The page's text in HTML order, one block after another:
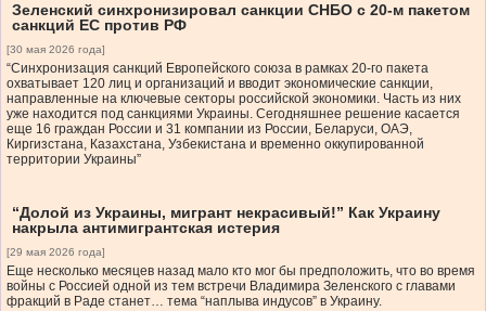
Зеленский синхронизировал санкции СНБО с 20-м пакетом
санкций ЕС против РФ
[30 мая 2026 года]
“Синхронизация санкций Европейского союза в рамках 20-го пакета
охватывает 120 лиц и организаций и вводит экономические санкции,
направленные на ключевые секторы российской экономики. Часть из них
уже находится под санкциями Украины. Сегодняшнее решение касается
еще 16 граждан России и 31 компании из России, Беларуси, ОАЭ,
Киргизстана, Казахстана, Узбекистана и временно оккупированной
территории Украины”
“Долой из Украины, мигрант некрасивый!” Как Украину
накрыла антимигрантская истерия
[29 мая 2026 года]
Еще несколько месяцев назад мало кто мог бы предположить, что во время
войны с Россией одной из тем встречи Владимира Зеленского с главами
фракций в Раде станет… тема “наплыва индусов” в Украину.